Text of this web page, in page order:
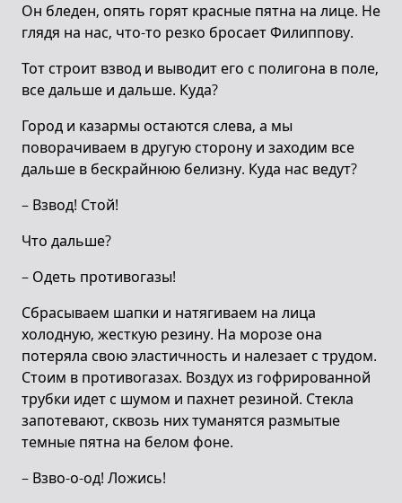
Он бледен, опять горят красные пятна на лице. Не
глядя на нас, что-то резко бросает Филиппову.
Тот строит взвод и выводит его с полигона в поле,
все дальше и дальше. Куда?
Город и казармы остаются слева, а мы
поворачиваем в другую сторону и заходим все
дальше в бескрайнюю белизну. Куда нас ведут?
– Взвод! Стой!
Что дальше?
– Одеть противогазы!
Сбрасываем шапки и натягиваем на лица
холодную, жесткую резину. На морозе она
потеряла свою эластичность и налезает с трудом.
Стоим в противогазах. Воздух из гофрированной
трубки идет с шумом и пахнет резиной. Стекла
запотевают, сквозь них туманятся размытые
темные пятна на белом фоне.
– Взво-о-од! Ложись!